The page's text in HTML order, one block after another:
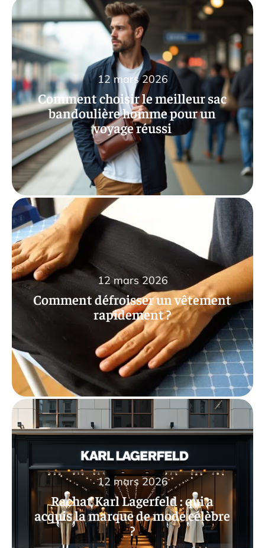
Comment choisir le meilleur sac
bandoulière homme pour un
voyage réussi
12 mars 2026
Comment défroisser un vêtement
rapidement ?
12 mars 2026
Rachat Karl Lagerfeld : qui a
acquis la marque de mode célèbre
?
12 mars 2026